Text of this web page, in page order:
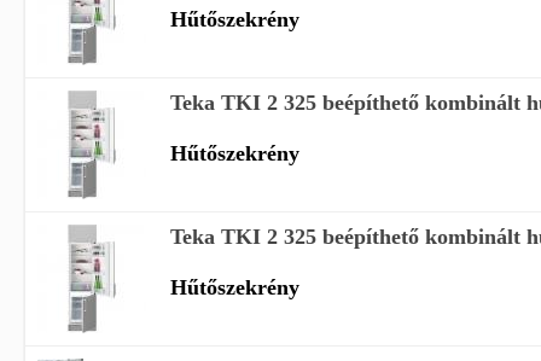
Hűtőszekrény
Teka TKI 2 325 beépíthető kombinált
Hűtőszekrény
Teka TKI 2 325 beépíthető kombinált
Hűtőszekrény